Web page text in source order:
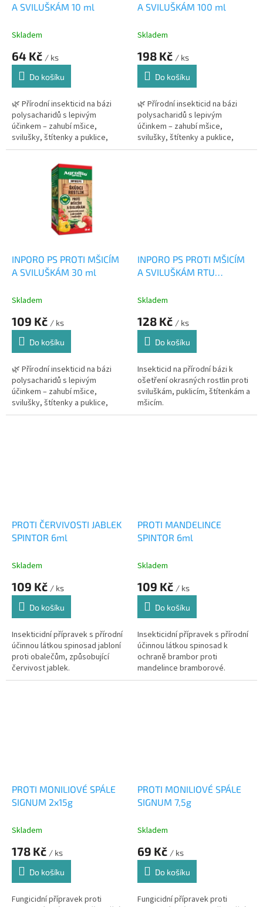
A SVILUŠKÁM 10 ml
Skladem
64 Kč / ks
Do košíku
🌿 Přírodní insekticid na bázi
polysacharidů s lepivým
účinkem – zahubí mšice,
svilušky, štítenky a puklice,
ale neškodí rostlinám. ✅ Pro...
A SVILUŠKÁM 100 ml
Skladem
198 Kč / ks
Do košíku
🌿 Přírodní insekticid na bázi
polysacharidů s lepivým
účinkem – zahubí mšice,
svilušky, štítenky a puklice,
ale neškodí rostlinám. ✅ Pro...
INPORO PS PROTI MŠICÍM
A SVILUŠKÁM 30 ml
Skladem
109 Kč / ks
Do košíku
🌿 Přírodní insekticid na bázi
polysacharidů s lepivým
účinkem – zahubí mšice,
svilušky, štítenky a puklice,
ale neškodí rostlinám. ✅ Pro...
INPORO PS PROTI MŠICÍM
A SVILUŠKÁM RTU
Skladem
128 Kč / ks
Do košíku
Insekticid na přírodní bázi k
ošetření okrasných rostlin proti
sviluškám, puklicím, štítenkám a
mšicím.
PROTI ČERVIVOSTI JABLEK
SPINTOR 6ml
Skladem
109 Kč / ks
Do košíku
Insekticidní přípravek s přírodní
účinnou látkou spinosad jabloní
proti obalečům, způsobující
červivost jablek.
PROTI MANDELINCE
SPINTOR 6ml
Skladem
109 Kč / ks
Do košíku
Insekticidní přípravek s přírodní
účinnou látkou spinosad k
ochraně brambor proti
mandelince bramborové.
Vhodný do ekologického
PROTI MONILIOVÉ SPÁLE
SIGNUM 2x15g
Skladem
178 Kč / ks
Do košíku
Fungicidní přípravek proti
PROTI MONILIOVÉ SPÁLE
SIGNUM 7,5g
Skladem
69 Kč / ks
Do košíku
Fungicidní přípravek proti